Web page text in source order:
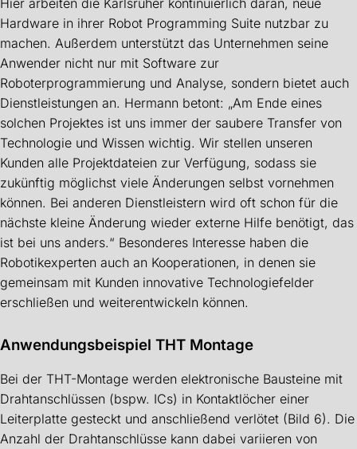
Hier arbeiten die Karlsruher kontinuierlich daran, neue
Hardware in ihrer Robot Programming Suite nutzbar zu
machen. Außerdem unterstützt das Unternehmen seine
Anwender nicht nur mit Software zur
Roboterprogrammierung und Analyse, sondern bietet auch
Dienstleistungen an. Hermann betont: „Am Ende eines
solchen Projektes ist uns immer der saubere Transfer von
Technologie und Wissen wichtig. Wir stellen unseren
Kunden alle Projektdateien zur Verfügung, sodass sie
zukünftig möglichst viele Änderungen selbst vornehmen
können. Bei anderen Dienstleistern wird oft schon für die
nächste kleine Änderung wieder externe Hilfe benötigt, das
ist bei uns anders.“ Besonderes Interesse haben die
Robotikexperten auch an Kooperationen, in denen sie
gemeinsam mit Kunden innovative Technologiefelder
erschließen und weiterentwickeln können.
Anwendungsbeispiel THT Montage
Bei der THT-Montage werden elektronische Bausteine mit
Drahtanschlüssen (bspw. ICs) in Kontaktlöcher einer
Leiterplatte gesteckt und anschließend verlötet (Bild 6). Die
Anzahl der Drahtanschlüsse kann dabei variieren von